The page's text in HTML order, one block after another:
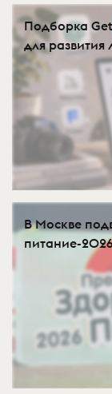
Подборка
для
В Москве
питание-